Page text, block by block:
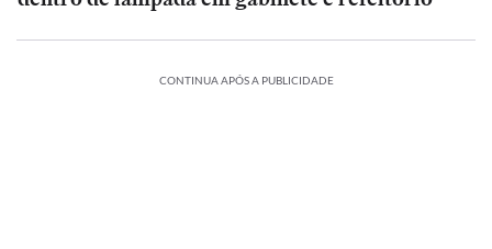
CONTINUA APÓS A PUBLICIDADE